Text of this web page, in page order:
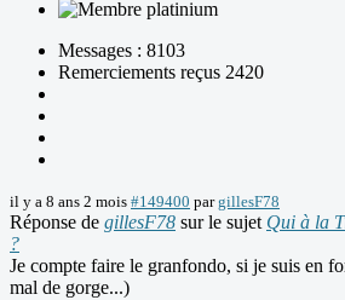
Messages : 8103
Remerciements reçus 2420
il y a 8 ans 2 mois #149400 pargillesF78
Réponse de gillesF78 sur le sujet Qui à la
?
Je compte faire le granfondo, si je suis en
mal de gorge...)